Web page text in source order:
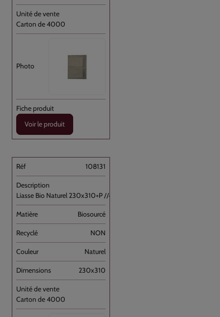
Carton de 4000
Voir le produit
108131
Liasse Bio Naturel 230x310+P //4000
Biosourcé
NON
Naturel
230x310
Carton de 4000